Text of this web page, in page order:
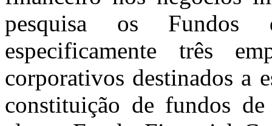
pesquisa os Fundos
especificamente três
corporativos destinados a
constituição de fundos